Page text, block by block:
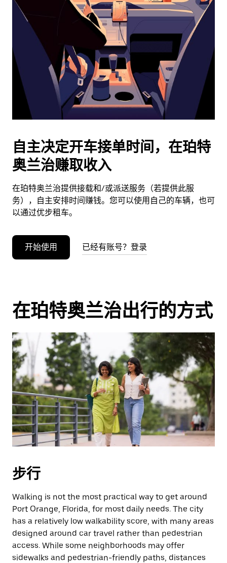
并
期。
按
退
闭
日
历。
自主决定开车接单时间，在珀特
奥兰治赚取收入
在珀特奥兰治提供接载和/或派送服务（若提供此服
务），自主安排时间赚钱。您可以使用自己的车辆，也可
以通过优步租车。
开始使用 已经有账号？登录
在珀特奥兰治出行的方式
步行
Walking is not the most practical way to get around
Port Orange, Florida, for most daily needs. The city
has a relatively low walkability score, with many areas
designed around car travel rather than pedestrian
access. While some neighborhoods may offer
sidewalks and pedestrian-friendly paths, distances